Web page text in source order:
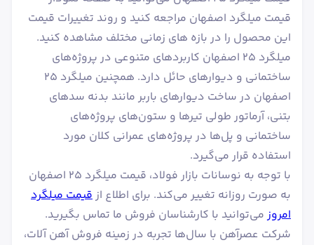
قیمت میلگرد اصفهان مراجعه کنید و روند تغییرات قیمت
این محصول را در بازه های زمانی مختلف مشاهده کنید.
میلگرد ۲۵ اصفهان کاربردهای متنوعی در پروژه‌های
ساختمانی و دیوارهای حائل دارد. همچنین میلگرد ۲۵
اصفهان در ساخت دیوارهای باربر مانند بدنه سدهای
بتنی، آرماتور طولی تیرها و ستون‌های پروژه‌های
ساختمانی و پل‌ها در پروژه‌های عمرانی کلان مورد
استفاده قرار می‌گیرد.
با توجه به نوسانات بازار فولاد، قیمت میلگرد ۲۵ اصفهان
به صورت روزانه تغییر می‌کند. برای اطلاع ازقیمت میلگرد
امروز می‌توانید با کارشناسان فروش ما تماس بگیرید.
شرکت عصرآهن با سال‌ها تجربه در زمینه فروش آهن آلات،